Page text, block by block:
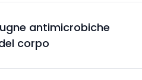
antimicrobiche
corpo